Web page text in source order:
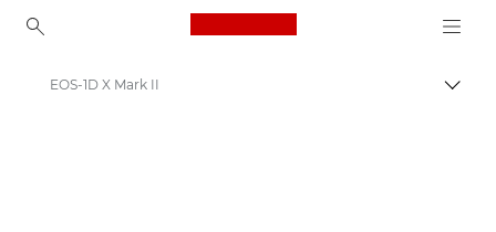
Canon Logo, back to
EOS-1D X Mark II